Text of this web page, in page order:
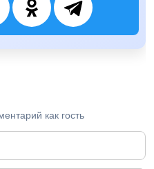
как гость